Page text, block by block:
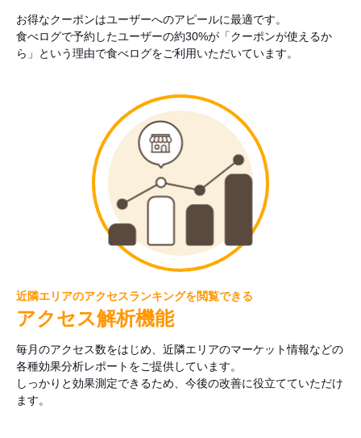
お得なクーポンはユーザーへのアピールに最適です。
食べログで予約したユーザーの約30%が「クーポンが使えるか
ら」という理由で食べログをご利用いただいています。
近隣エリアのアクセスランキングを閲覧できる
アクセス解析機能
毎月のアクセス数をはじめ、近隣エリアのマーケット情報などの
各種効果分析レポートをご提供しています。
しっかりと効果測定できるため、今後の改善に役立てていただけ
ます。